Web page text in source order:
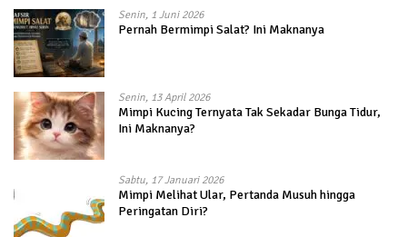
Senin, 1 Juni 2026
Pernah Bermimpi Salat? Ini Maknanya
Senin, 13 April 2026
Mimpi Kucing Ternyata Tak Sekadar Bunga Tidur,
Ini Maknanya?
Sabtu, 17 Januari 2026
Mimpi Melihat Ular, Pertanda Musuh hingga
Peringatan Diri?